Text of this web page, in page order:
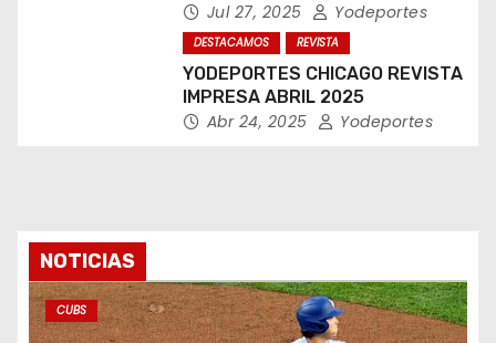
Jul 27, 2025 Yodeportes
DESTACAMOS REVISTA
YODEPORTES CHICAGO REVISTA
IMPRESA ABRIL 2025
Abr 24, 2025 Yodeportes
NOTICIAS
CUBS